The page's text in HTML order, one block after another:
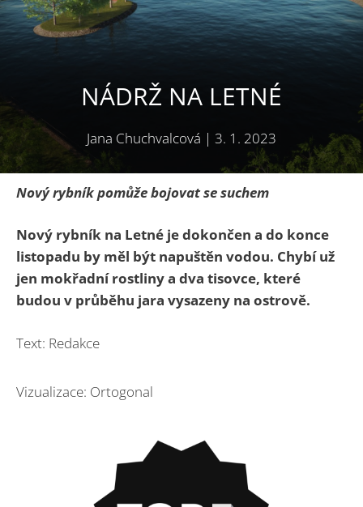
NÁDRŽ NA LETNÉ
Jana Chuchvalcová | 3. 1. 2023
Nový rybník pomůže bojovat se suchem
Nový rybník na Letné je dokončen a do konce
listopadu by měl být napuštěn vodou. Chybí už
jen mokřadní rostliny a dva tisovce, které
budou v průběhu jara vysazeny na ostrově.
Text: Redakce
Vizualizace: Ortogonal